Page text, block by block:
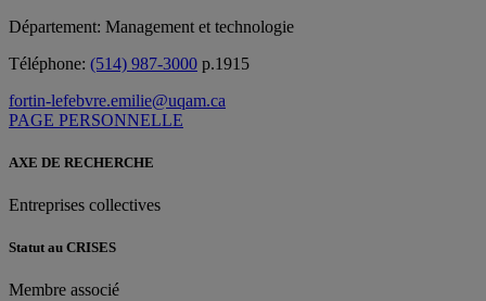
Département: Management et technologie
Téléphone: (514) 987-3000 p.1915
fortin-lefebvre.emilie@uqam.ca
PAGE PERSONNELLE
AXE DE RECHERCHE
Entreprises collectives
Statut au CRISES
Membre associé